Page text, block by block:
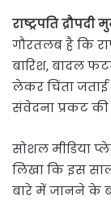
राष्ट्रपति
गौरतलब है कि
बारिश, बादल
लेकर चिंता जताई
संवेदना प्रकट की
सोशल मीडिया
लिखा कि इस
बारे में जानने के